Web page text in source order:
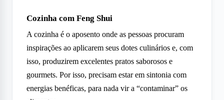
Cozinha com Feng Shui
A cozinha é o aposento onde as pessoas procuram
inspirações ao aplicarem seus dotes culinários e, com
isso, produzirem excelentes pratos saborosos e
gourmets. Por isso, precisam estar em sintonia com
energias benéficas, para nada vir a “contaminar” os